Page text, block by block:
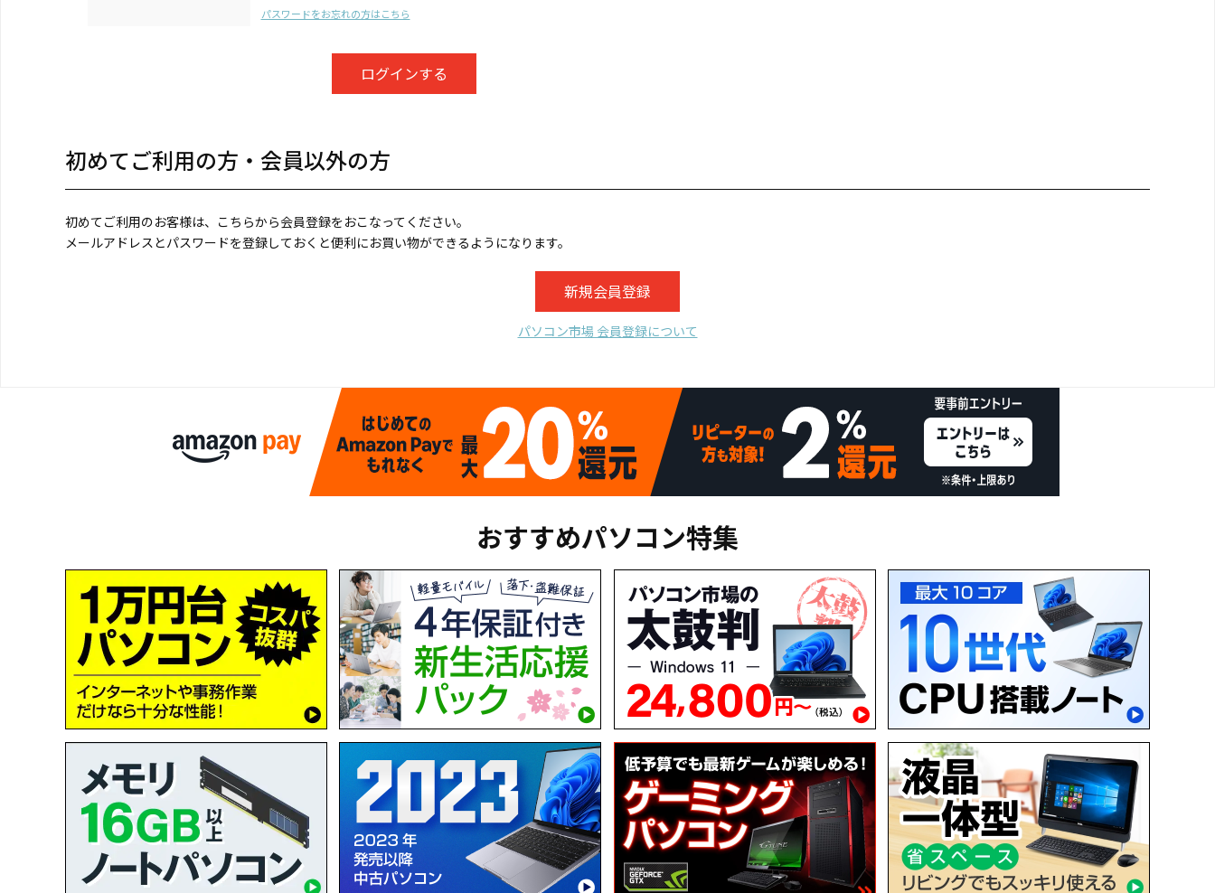
パスワードをお忘れの方はこちら
初めてご利用の方・会員以外の方
初めてご利用のお客様は、こちらから会員登録をおこなってください。
メールアドレスとパスワードを登録しておくと便利にお買い物ができるようになります。
パソコン市場 会員登録について
おすすめパソコン特集